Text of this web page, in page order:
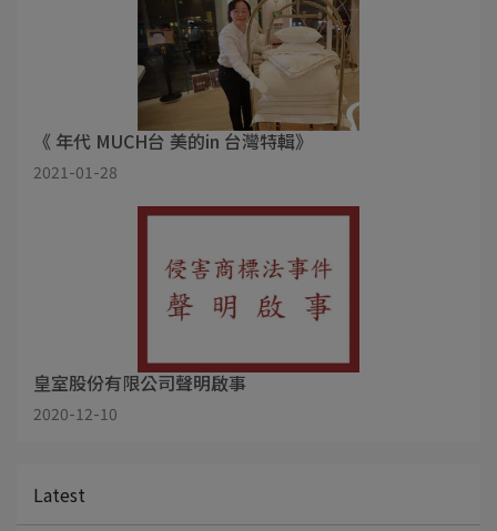
《 年代 MUCH台 美的in 台灣特輯》
2021-01-28
皇室股份有限公司聲明啟事
2020-12-10
Latest